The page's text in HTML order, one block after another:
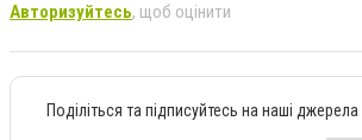
Авторизуйтесь, щоб оцінити
Поділіться та підписуйтесь на наші джерела